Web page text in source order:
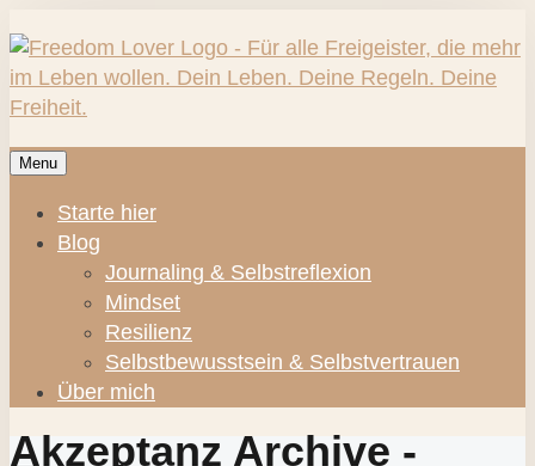
Menu
Starte hier
Blog
Journaling & Selbstreflexion
Mindset
Resilienz
Selbstbewusstsein & Selbstvertrauen
Über mich
Akzeptanz Archive -